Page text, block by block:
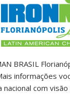
BRASIL
informações
com